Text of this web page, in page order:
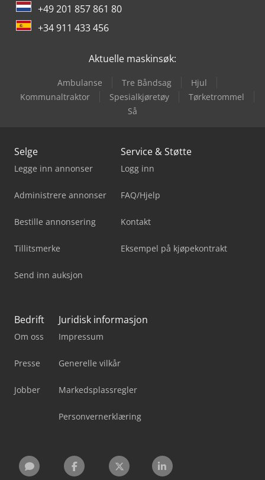
+49 201 857 861 80
+34 911 433 456
Aktuelle maskinsøk:
Ambulanse Tre Båndsag
Hjul
Kommunaltraktor
Spesialkjøretøy
Tørketrommel
Så
Selge
Legge inn annonser
Administrere annonser
Bestille annonsering
Tillitsmerke
Send inn auksjon
Service & Støtte
Logg inn
FAQ/Hjelp
Kontakt
Eksempel på kjøpekontrakt
Bedrift
Om oss
Presse
Jobber
Juridisk informasjon
Impressum
Generelle vilkår
Markedsplassregler
Personvernerklæring